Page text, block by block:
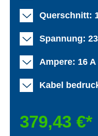
Querschnitt:
Spannung:
Ampere: 16 A
Kabel
379,43 €*